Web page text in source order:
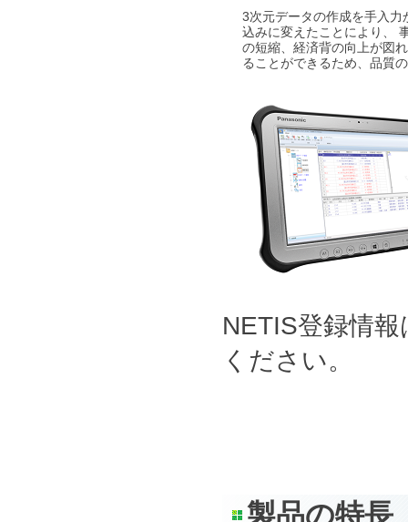
3次元データの作成を手入
込みに変えたことにより、
の短縮、経済背の向上が図
ることができるため、品質
NETIS登録情
ください。
製品の特長